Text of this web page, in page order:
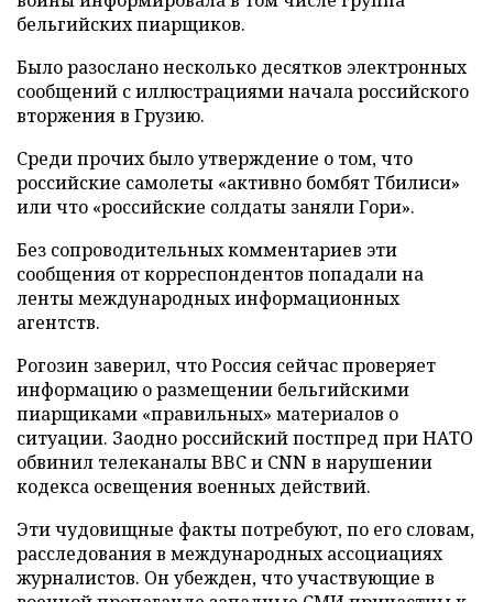
бельгийских пиарщиков.
Было разослано несколько десятков электронных
сообщений с иллюстрациями начала российского
вторжения в Грузию.
Среди прочих было утверждение о том, что
российские самолеты «активно бомбят Тбилиси»
или что «российские солдаты заняли Гори».
Без сопроводительных комментариев эти
сообщения от корреспондентов попадали на
ленты международных информационных
агентств.
Рогозин заверил, что Россия сейчас проверяет
информацию о размещении бельгийскими
пиарщиками «правильных» материалов о
ситуации. Заодно российский постпред при НАТО
обвинил телеканалы BBC и CNN в нарушении
кодекса освещения военных действий.
Эти чудовищные факты потребуют, по его словам,
расследования в международных ассоциациях
журналистов. Он убежден, что участвующие в